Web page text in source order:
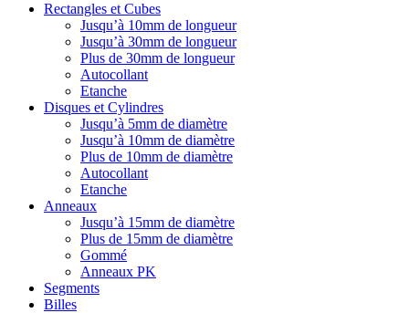
Rectangles et Cubes
Jusqu’à 10mm de longueur
Jusqu’à 30mm de longueur
Plus de 30mm de longueur
Autocollant
Etanche
Disques et Cylindres
Jusqu’à 5mm de diamètre
Jusqu’à 10mm de diamètre
Plus de 10mm de diamètre
Autocollant
Etanche
Anneaux
Jusqu’à 15mm de diamètre
Plus de 15mm de diamètre
Gommé
Anneaux PK
Segments
Billes